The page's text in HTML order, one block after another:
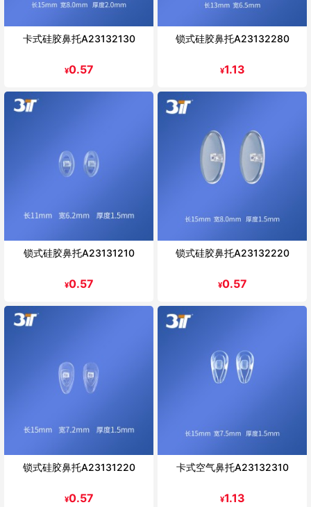
卡式硅胶鼻托A23132130
¥0.57
锁式硅胶鼻托A23132280
¥1.13
锁式硅胶鼻托A23131210
¥0.57
锁式硅胶鼻托A23132220
¥0.57
锁式硅胶鼻托A23131220
¥0.57
卡式空气鼻托A23132310
¥1.13